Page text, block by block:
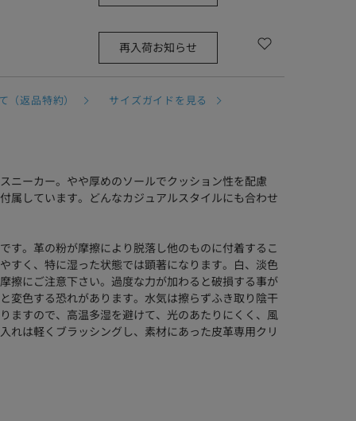
再入荷お知らせ
（返品特約） サイズガイドを見る
ニーカー。やや厚めのソールでクッション性を配慮
属しています。どんなカジュアルスタイルにも合わせ
す。革の粉が摩擦により脱落し他のものに付着するこ
すく、特に湿った状態では顕著になります。白、淡色
擦にご注意下さい。過度な力が加わると破損する事が
変色する恐れがあります。水気は擦らずふき取り陰干
ますので、高温多湿を避けて、光のあたりにくく、風
れは軽くブラッシングし、素材にあった皮革専用クリ